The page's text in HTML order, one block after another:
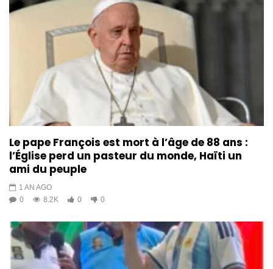
Le pape François est mort à l’âge de 88 ans :
l’Église perd un pasteur du monde, Haïti un
ami du peuple
1 AN AGO
0
8.2K 0 0